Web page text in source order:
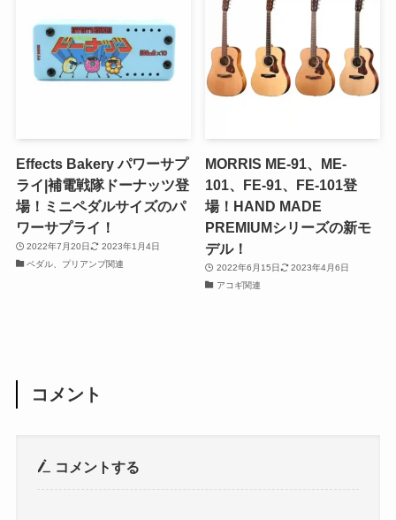
Effects Bakery パワーサプ
ライ|補電戦隊ドーナッツ登
場！ミニペダルサイズのパ
ワーサプライ！
2022年7月20日
2023年1月4日
ペダル、プリアンプ関連
MORRIS ME-91、ME-
101、FE-91、FE-101登
場！HAND MADE
PREMIUMシリーズの新モ
デル！
2022年6月15日
2023年4月6日
アコギ関連
コメント
コメントする